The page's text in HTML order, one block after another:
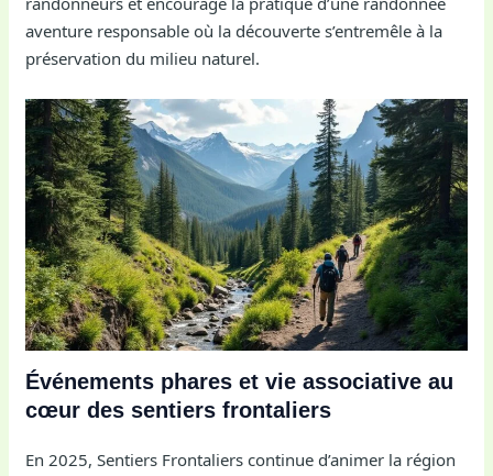
aventure responsable où la découverte s’entremêle à la
préservation du milieu naturel.
Événements phares et vie associative au
cœur des sentiers frontaliers
En 2025, Sentiers Frontaliers continue d’animer la région